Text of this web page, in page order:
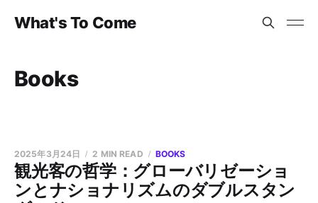
What's To Come
Books
観光客の哲学：グローバリゼーショ
ンとナショナリズムのダブルスタン
2025年3月24日 2 MIN READ BOOKS